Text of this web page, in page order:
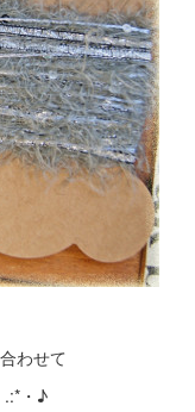
わせて
.:*・♪